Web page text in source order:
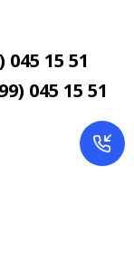
045 15 51
045 15 51